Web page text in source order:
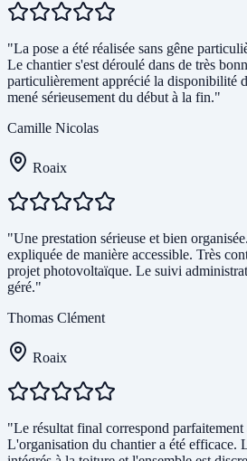
"La pose a été réalisée sans gêne
Le chantier s'est déroulé dans de très
particulièrement apprécié la disponibilité
mené sérieusement du début à la fin."
Camille Nicolas
Roaix
"Une prestation sérieuse et bien
expliquée de manière accessible. Très
projet photovoltaïque. Le suivi
géré."
Thomas Clément
Roaix
"Le résultat final correspond parfaitement
L'organisation du chantier a été efficace.